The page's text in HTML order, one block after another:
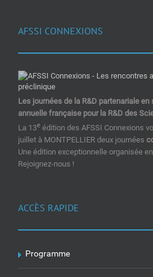
AFSSI CONNEXIONS
Les journées de la R&D partenariale
annuelle française pour la R&D des
La 13e édition des AFSSI Connexions
juillet à MONTPELLIER deux journées
Une édition exceptionnelle organisée
Rejoignez-nous !
ACCÈS RAPIDE
Programme